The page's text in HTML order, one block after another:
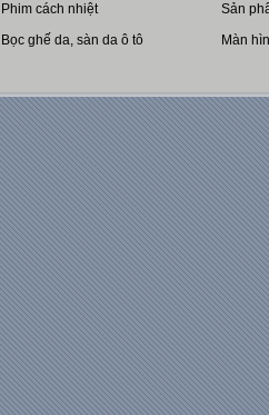
Phim cách nhiệt
Bọc ghế da, sàn da ô tô
Sản
Màn